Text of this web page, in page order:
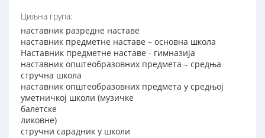
Циљна група:
наставник разредне наставе
наставник предметне наставе – основна школа
Наставник предметне наставе - гимназија
наставник општеобразовних предмета – средња
стручна школа
наставник општеобразовних предмета у средњој
уметничкој школи (музичке
балетске
ликовне)
стручни сарадник у школи